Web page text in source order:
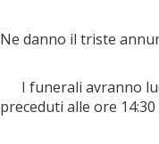
Ne danno il triste
I funerali avranno
preceduti alle ore